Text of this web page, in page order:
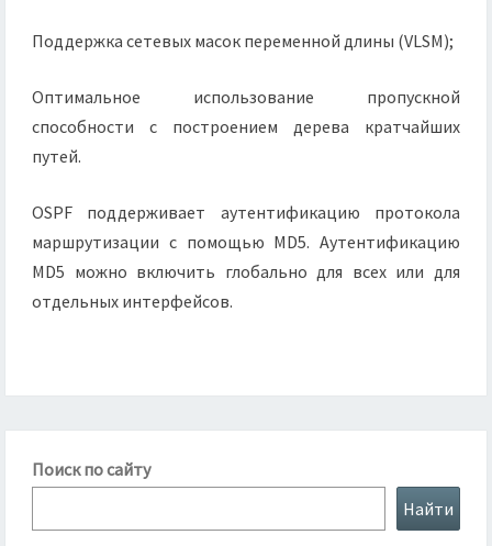
Поддержка сетевых масок переменной длины (VLSM);
Оптимальное использование пропускной
способности с построением дерева кратчайших
путей.
OSPF поддерживает аутентификацию протокола
маршрутизации с помощью MD5. Аутентификацию
MD5 можно включить глобально для всех или для
отдельных интерфейсов.
Поиск по сайту
Найти